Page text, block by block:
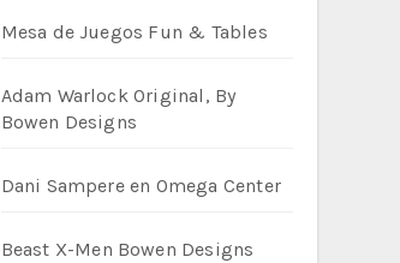
Mesa de Juegos Fun & Tables
Adam Warlock Original, By
Bowen Designs
Dani Sampere en Omega Center
Beast X-Men Bowen Designs